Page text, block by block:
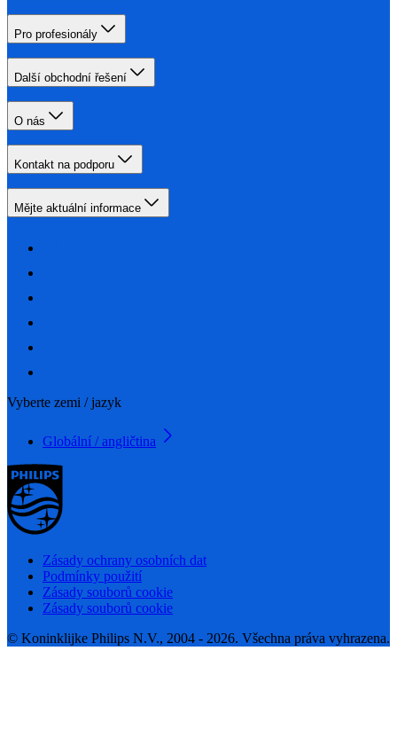
Pro profesionály
Další obchodní řešení
O nás
Kontakt na podporu
Mějte aktuální informace
Vyberte zemi / jazyk
Globální / angličtina
Zásady ochrany osobních dat
Podmínky použití
Zásady souborů cookie
Zásady souborů cookie
© Koninklijke Philips N.V., 2004 - 2026. Všechna práva vyhrazena.